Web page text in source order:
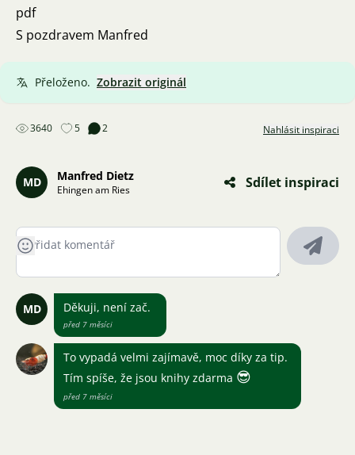
pdf
S pozdravem Manfred
Přeloženo. Zobrazit originál
3640 5 2 Nahlásit inspiraci
MD Manfred Dietz
Ehingen am Ries Sdílet inspiraci
MD Děkuji, není zač.
před 7 měsíci
To vypadá velmi zajímavě, moc díky za tip.
Tím spíše, že jsou knihy zdarma 😎
před 7 měsíci